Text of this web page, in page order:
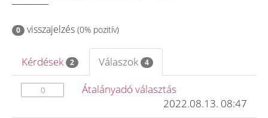
0 visszajelzés (0% pozitív)
Kérdések 2 Válaszok 4
0
Átalányadó választás
2022.08.13. 08:47